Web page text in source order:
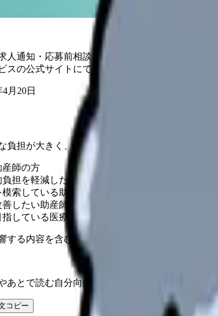
人通知・応募前相談・医院向けサービスへの問
の公式サイトにてご確認ください。
4月20日
負担が大きく、長期的な健康維持とキャリア継
産師の方
担を軽減したいと考えている方
索している助産師長や管理職の方
したい助産師の方
している医療従事者の方
する内容を含むため、制度やサービスの最新条
とで読む自分向けに残せます。
コピー